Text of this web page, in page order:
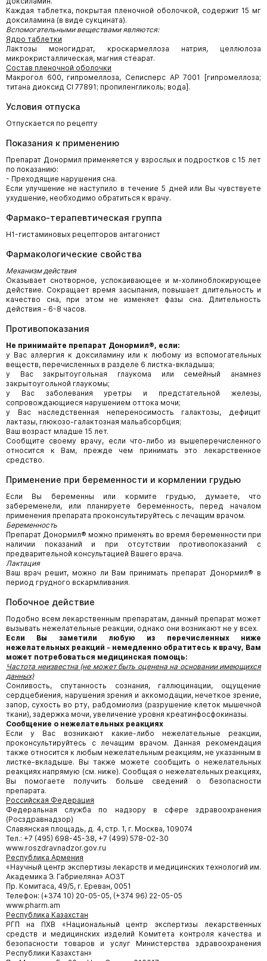
Каждая таблетка, покрытая пленочной оболочкой, содержит 15 мг
доксиламина (в виде сукцината).
Вспомогательными веществами являются:
Ядро таблетки
Лактозы моногидрат, кроскармеллоза натрия, целлюлоза
микрокристаллическая, магния стеарат.
Состав пленочной оболочки
Макрогол 600, гипромеллоза, Сеписперс АР 7001 [гипромеллоза;
титана диоксид CI 77891; пропиленгликоль; вода].
Условия отпуска
Отпускается по рецепту
Показания к применению
Препарат Донормил применяется у взрослых и подростков с 15 лет
по показанию:
- Преходящие нарушения сна.
Если улучшение не наступило в течение 5 дней или Вы чувствуете
ухудшение, необходимо обратиться к врачу.
Фармако-терапевтическая группа
H1-гистаминовых рецепторов антагонист
Фармакологические свойства
Механизм действия
Оказывает снотворное, успокаивающее и м-холиноблокирующее
действие. Сокращает время засыпания, повышает длительность и
качество сна, при этом не изменяет фазы сна. Длительность
действия - 6-8 часов.
Противопоказания
Не принимайте препарат Донормил®, если:
у Вас аллергия к доксиламину или к любому из вспомогательных
веществ, перечисленных в разделе 6 листка-вкладыша;
у Вас закрытоугольная глаукома или семейный анамнез
закрытоугольной глаукомы;
у Вас заболевания уретры и предстательной железы,
сопровождающиеся нарушением оттока мочи;
у Вас наследственная непереносимость галактозы, дефицит
лактазы, глюкозо-галактозная мальабсорбция;
Ваш возраст младше 15 лет.
Сообщите своему врачу, если что-либо из вышеперечисленного
относится к Вам, прежде чем принимать это лекарственное
средство.
Применение при беременности и кормлении грудью
Если Вы беременны или кормите грудью, думаете, что
забеременели, или планируете беременность, перед началом
применения препарата проконсультируйтесь с лечащим врачом.
Беременность
Препарат Донормил® можно применять во время беременности при
наличии показаний и при отсутствии противопоказаний с
предварительной консультацией Вашего врача.
Лактация
Ваш врач решит, можно ли Вам принимать препарат Донормил® в
период грудного вскармливания.
Побочное действие
Подобно всем лекарственным препаратам, данный препарат может
вызывать нежелательные реакции, однако они возникают не у всех.
Если Вы заметили любую из перечисленных ниже
нежелательных реакций - немедленно обратитесь к врачу, Вам
может потребоваться медицинская помощь:
Частота неизвестна (не может быть оценена на основании имеющихся
данных)
Сонливость, спутанность сознания, галлюцинации, ощущение
сердцебиения, нарушения зрения и аккомодации, нечеткое зрение,
запор, сухость во рту, рабдомиолиз (разрушение клеток мышечной
ткани), задержка мочи, увеличение уровня креатинфосфокиназы.
Сообщение о нежелательных реакциях
Если у Вас возникают какие-либо нежелательные реакции,
проконсультируйтесь с лечащим врачом. Данная рекомендация
также относится к любым нежелательным реакциям, не указанным в
листке-вкладыше. Вы также можете сообщить о нежелательных
реакциях напрямую (см. ниже). Сообщая о нежелательных реакциях,
Вы помогаете получить больше сведений о безопасности
препарата.
Российская Федерация
Федеральная служба по надзору в сфере здравоохранения
(Росздравнадзор)
Славянская площадь, д. 4, стр. 1, г. Москва, 109074
Тел.: +7 (495) 698-45-38, +7 (499) 578-02-30
www.roszdravnadzor.gov.ru
Республика Армения
«Научный центр экспертизы лекарств и медицинских технологий им.
Академика Э. Габриеляна» АОЗТ
Пр. Комитаса, 49/5, г. Ереван, 0051
Телефон: (+374 10) 20-05-05, (+374 96) 22-05-05
www.pharm.am
Республика Казахстан
РГП на ПХВ «Национальный центр экспертизы лекарственных
средств и медицинских изделий Комитета контроля качества и
безопасности товаров и услуг Министерства здравоохранения
Республики Казахстан»